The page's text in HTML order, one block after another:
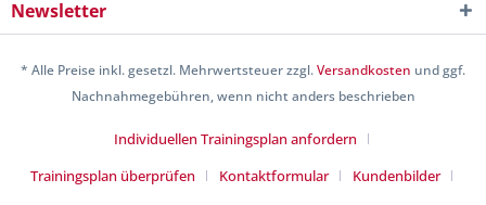
Newsletter
* Alle Preise inkl. gesetzl. Mehrwertsteuer zzgl.Versandkosten und ggf.
Nachnahmegebühren, wenn nicht anders beschrieben
Individuellen Trainingsplan anfordern
Trainingsplan überprüfen
Kontaktformular
Kundenbilder